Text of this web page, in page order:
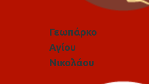
Γεωπάρκο
Αγίου
Νικολάου